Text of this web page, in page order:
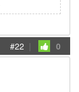
#22 | 0